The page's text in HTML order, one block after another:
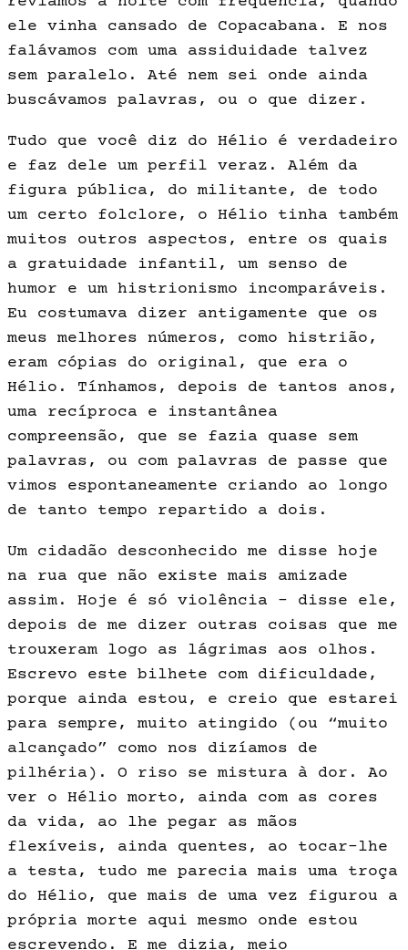
ele vinha cansado de Copacabana. E nos
fa­lávamos com uma assiduidade talvez
sem paralelo. Até nem sei onde ainda
buscávamos palavras, ou o que di­zer.
Tudo que você diz do Hélio é verdadeiro
e faz dele um perfil veraz. Além da
figura pública, do mi­litante, de todo
um certo folclore, o Hélio tinha tam­bém
muitos outros aspectos, entre os quais
a gratuidade infantil, um senso de
humor e um histrionismo in­comparáveis.
Eu costumava dizer antigamente que os
meus melhores números, como histrião,
eram cópias do original, que era o
Hélio. Tínhamos, depois de tan­tos anos,
uma recíproca e instantânea
compreensão, que se fazia quase sem
palavras, ou com palavras de pas­se que
vimos espontaneamente criando ao longo
de tan­to tempo repartido a dois.
Um cidadão desconhecido me disse hoje
na rua que não existe mais amizade
assim. Hoje é só violên­cia – disse ele,
depois de me dizer outras coisas que me
trouxeram logo as lágrimas aos olhos.
Escrevo este bilhete com dificuldade,
porque ainda estou, e creio que estarei
para sempre, muito atingido (ou “muito
alcançado” como nos dizíamos de
pilhéria). O riso se mistura à dor. Ao
ver o Hélio morto, ainda com as cores
da vida, ao lhe pegar as mãos
flexíveis, ainda quentes, ao tocar-lhe
a testa, tudo me parecia mais uma troça
do Hélio, que mais de uma vez figurou a
própria morte aqui mesmo onde estou
escrevendo. E me dizia, meio